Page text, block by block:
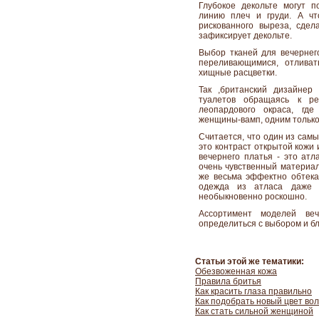
Глубокое декольте
линию плеч и груди. А
рискованного выреза,
зафиксирует декольте.
Выбор тканей для
переливающимися,
хищные расцветки.
Так ,британский
туалетов обращаясь к
леопардового окраса,
женщины-вамп, одним
Считается, что один из
это контраст открытой
вечернего платья - это
очень чувственный
же весьма эффектно
одежда из атласа даже
необыкновенно роскошно.
Ассортимент моделей
определиться с выбором и
Статьи этой же тематики:
Обезвоженная кожа
Правила бритья
Как красить глаза правильно
Как подобрать новый цвет
Как стать сильной женщиной